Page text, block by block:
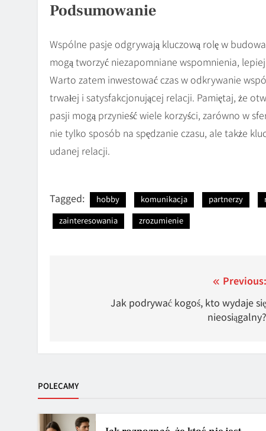
Podsumowanie
Wspólne pasje odgrywają kluczową rolę w
mogą tworzyć niezapomniane wspomnienia,
Warto zatem inwestować czas w odkrywanie
trwałej i satysfakcjonującej relacji. Pamiętaj, że
pasji mogą przynieść wiele korzyści, zarówno w
nie tylko sposób na spędzanie czasu, ale także
udanej relacji.
Tagged: hobby komunikacja partnerzy
zainteresowania
zrozumienie
Previous:
Jak podrywać kogoś, kto wydaje się
nieosiągalny?
POLECAMY